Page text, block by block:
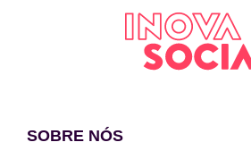
SOBRE NÓS